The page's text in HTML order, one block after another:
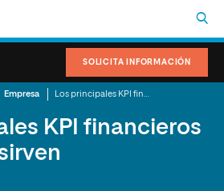
SOLICITA INFORMACIÓN
Empresa
KPI financieros